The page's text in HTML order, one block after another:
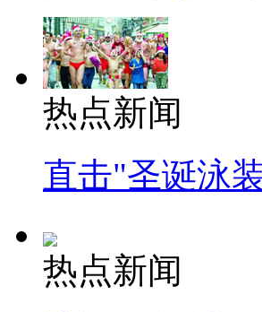
热点新闻
直击"圣诞泳
热点新闻